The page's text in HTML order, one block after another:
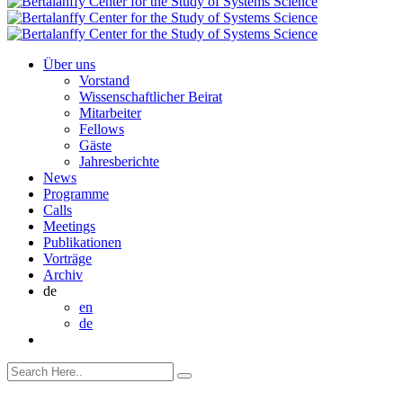
Über uns
Vorstand
Wissenschaftlicher Beirat
Mitarbeiter
Fellows
Gäste
Jahresberichte
News
Programme
Calls
Meetings
Publikationen
Vorträge
Archiv
de
en
de